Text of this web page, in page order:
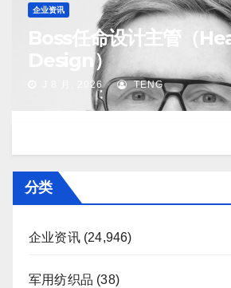
企业资讯
Boss任命设计主管（
Design）
J 8 月, 2026 TENG
分类
企业资讯(24,946)
军用纺织品 (38)